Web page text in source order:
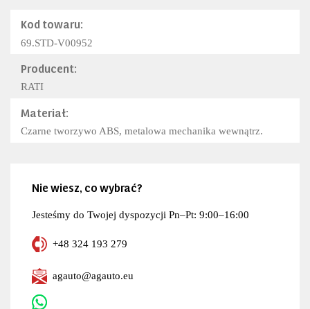
Kod towaru:
69.STD-V00952
Producent:
RATI
Materiał:
Czarne tworzywo ABS, metalowa mechanika wewnątrz.
Nie wiesz, co wybrać?
Jesteśmy do Twojej dyspozycji Pn–Pt: 9:00–16:00
+48 324 193 279
agauto@agauto.eu